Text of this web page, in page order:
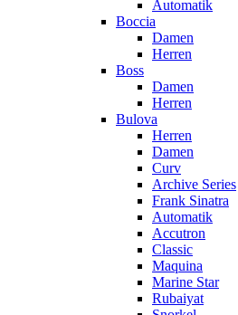
Automatik
Boccia
Damen
Herren
Boss
Damen
Herren
Bulova
Herren
Damen
Curv
Archive Series
Frank Sinatra
Automatik
Accutron
Classic
Maquina
Marine Star
Rubaiyat